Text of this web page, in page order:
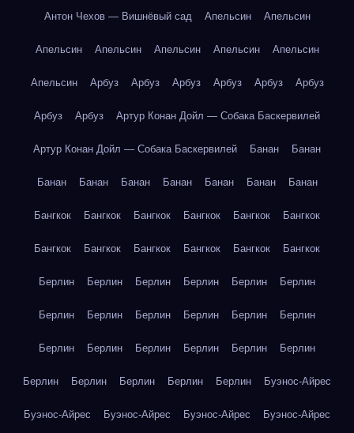
Антон Чехов — Вишнёвый сад Апельсин Апельсин
Апельсин Апельсин Апельсин Апельсин Апельсин
Апельсин Арбуз Арбуз Арбуз Арбуз Арбуз Арбуз
Арбуз Арбуз Артур Конан Дойл — Собака Баскервилей
Артур Конан Дойл — Собака Баскервилей Банан Банан
Банан Банан Банан Банан Банан Банан Банан
Бангкок Бангкок Бангкок Бангкок Бангкок Бангкок
Бангкок Бангкок Бангкок Бангкок Бангкок Бангкок
Берлин Берлин Берлин Берлин Берлин Берлин
Берлин Берлин Берлин Берлин Берлин Берлин
Берлин Берлин Берлин Берлин Берлин Берлин
Берлин Берлин Берлин Берлин Берлин Буэнос-Айрес
Буэнос-Айрес Буэнос-Айрес Буэнос-Айрес Буэнос-Айрес